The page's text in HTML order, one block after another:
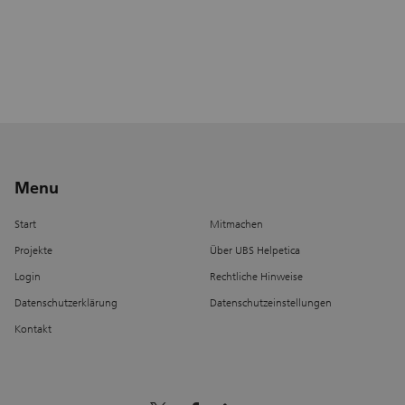
Menu
Start Mitmachen
Projekte Über UBS Helpetica
Login Rechtliche Hinweise
Datenschutzerklärung Datenschutzeinstellungen
Kontakt